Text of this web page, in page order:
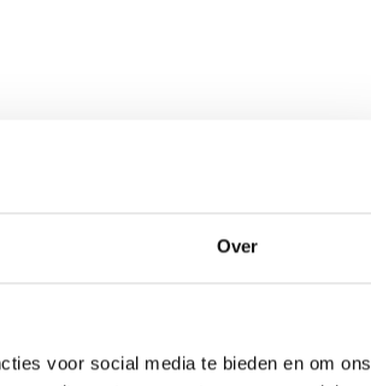
Over
voor social media te bieden en om ons